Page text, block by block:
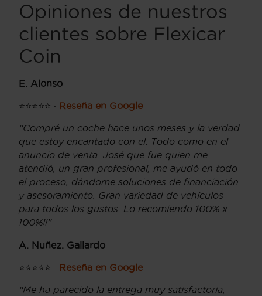
Opiniones de nuestros
clientes sobre Flexicar
Coin
E. Alonso
⭐⭐⭐⭐⭐ · Reseña en Google
“Compré un coche hace unos meses y la verdad
que estoy encantado con el. Todo como en el
anuncio de venta. José que fue quien me
atendió, un gran profesional, me ayudó en todo
el proceso, dándome soluciones de financiación
y asesoramiento. Gran variedad de vehículos
para todos los gustos. Lo recomiendo 100% x
100%!!”
A. Nuñez. Gallardo
⭐⭐⭐⭐⭐ · Reseña en Google
“Me ha parecido la entrega muy satisfactoria,